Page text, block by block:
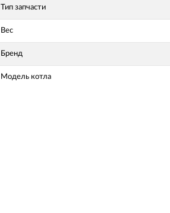
Тип запчасти
Вес
Бренд
Модель котла